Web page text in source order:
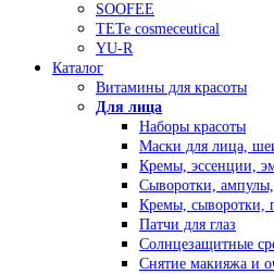
SOOFEE
TETe cosmeceutical
YU-R
Каталог
Витамины для красоты
Для лица
Наборы красоты
Маски для лица,
Кремы, эссенции,
Сыворотки,
Кремы, сыворотки,
Патчи для глаз
Солнцезащитные
Снятие макияжа и